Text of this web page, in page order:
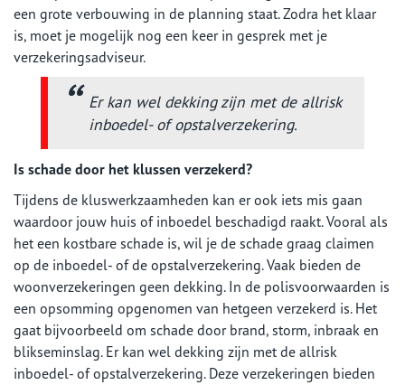
een grote verbouwing in de planning staat. Zodra het klaar
is, moet je mogelijk nog een keer in gesprek met je
verzekeringsadviseur.
Er kan wel dekking zijn met de allrisk
inboedel- of opstalverzekering.​
Is schade door het klussen verzekerd?
Tijdens de kluswerkzaamheden kan er ook iets mis gaan
waardoor jouw huis of inboedel beschadigd raakt. Vooral als
het een kostbare schade is, wil je de schade graag claimen
op de inboedel- of de opstalverzekering. Vaak bieden de
woonverzekeringen geen dekking. In de polisvoorwaarden is
een opsomming opgenomen van hetgeen verzekerd is. Het
gaat bijvoorbeeld om schade door brand, storm, inbraak en
blikseminslag. Er kan wel dekking zijn met de allrisk
inboedel- of opstalverzekering. Deze verzekeringen bieden